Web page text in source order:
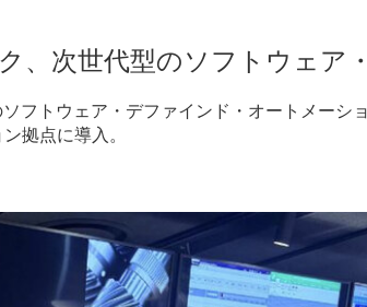
、次世代型のソフトウェア
フトウェア・デファインド・オートメーシ
拠点に導入。